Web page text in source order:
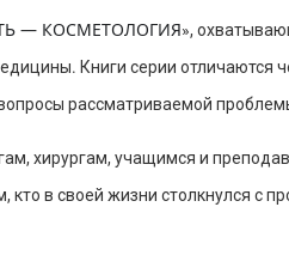
— КОСМЕТОЛОГИЯ»,
Книги серии отличаются
рассматриваемой
хирургам, учащимся и
кто в своей жизни столкнулся с